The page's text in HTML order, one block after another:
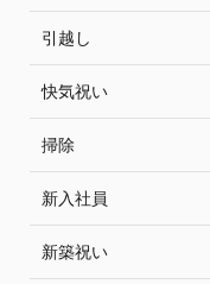
引越し
快気祝い
掃除
新入社員
新築祝い